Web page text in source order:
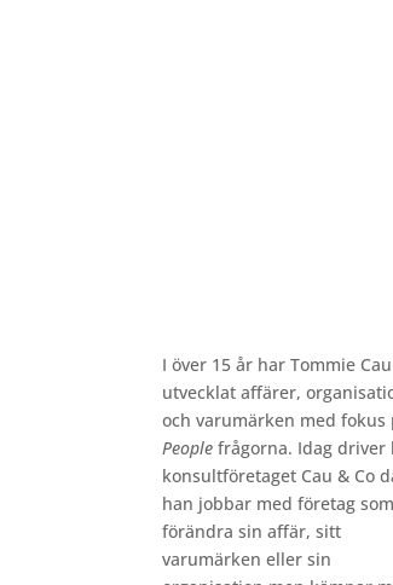
I över 15 år har Tommie Cau
utvecklat affärer,
och varumärken med fokus
People frågorna. Idag driver
konsultföretaget Cau & Co
han jobbar med företag
förändra sin affär, sitt
varumärken eller sin